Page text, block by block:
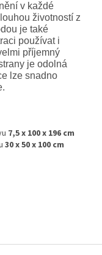
v každé
životností z
je také
používat i
příjemný
je odolná
lze snadno
7,5 x 100 x 196 cm
30 x 50 x 100 cm